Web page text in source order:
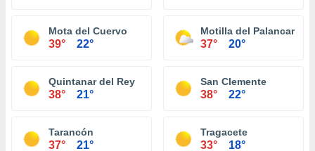
Mota del Cuervo
39° 22°
Motilla del Palancar
37° 20°
Quintanar del Rey
38° 21°
San Clemente
38° 22°
Tarancón
37° 21°
Tragacete
33° 18°